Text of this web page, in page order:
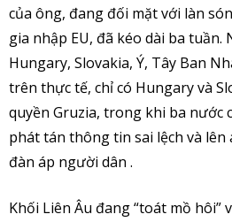
của ông, đang đối mặt với làn
gia nhập EU, đã kéo dài ba tuần.
Hungary, Slovakia, Ý, Tây Ban
trên thực tế, chỉ có Hungary và
quyền Gruzia, trong khi ba nước
phát tán thông tin sai lệch và lên
đàn áp người dân .
Khối Liên Âu đang “toát mồ hôi”